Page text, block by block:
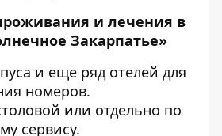
и лечения в
Закарпатье»
и еще ряд отелей для
номеров.
или отдельно по
сервису.